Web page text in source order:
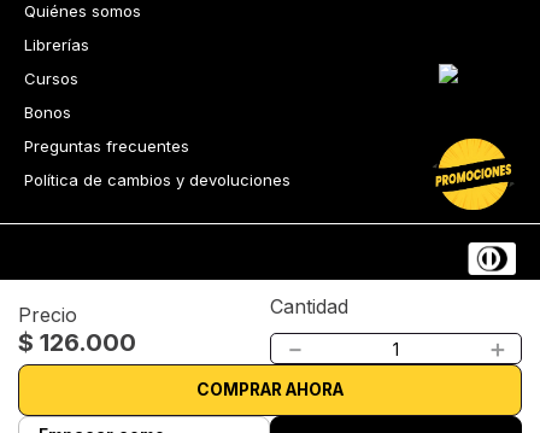
Precio
$ 126.000
Cantidad
＋
－
COMPRAR AHORA
Quiénes somos
Librerías
Cursos
Bonos
Preguntas frecuentes
Política de cambios y devoluciones
Tecnología
Términos y condicionesPolítica de privacidad
© 2026 Librería Lerner. Derechos reservados